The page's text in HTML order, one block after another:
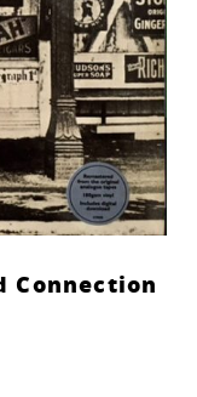
Connection